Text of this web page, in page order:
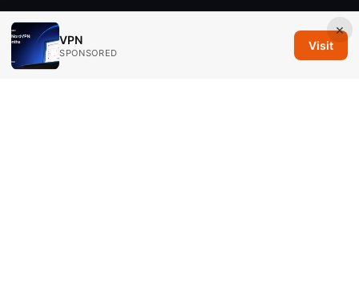
×
VPN
SPONSORED
Visit